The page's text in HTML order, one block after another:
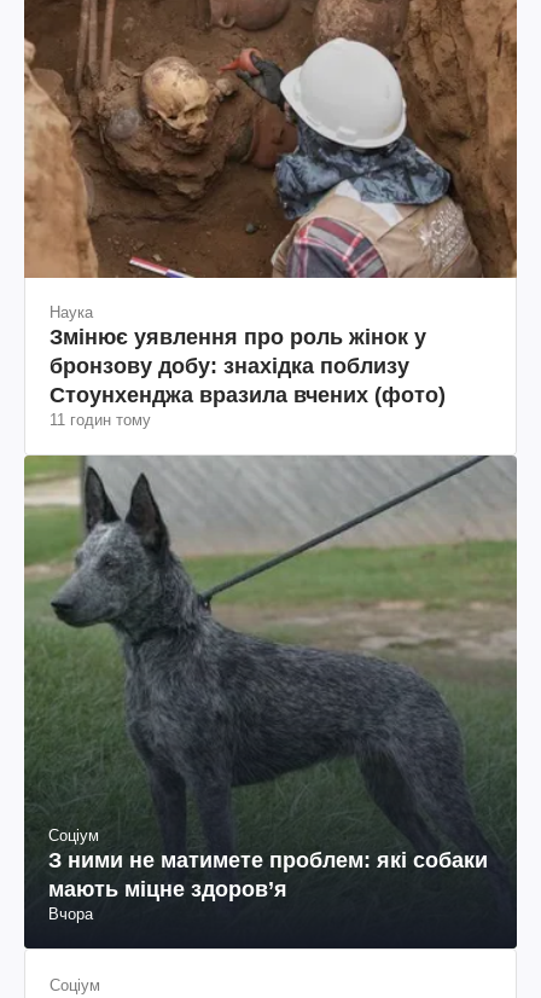
Наука
Змінює уявлення про роль жінок у
бронзову добу: знахідка поблизу
Стоунхенджа вразила вчених (фото)
11 годин тому
Соціум
З ними не матимете проблем: які собаки
мають міцне здоров’я
Вчора
Соціум